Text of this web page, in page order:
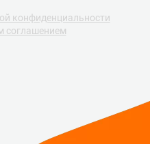
конфиденциальности
соглашением